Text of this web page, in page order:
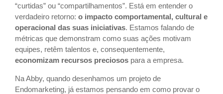
“curtidas” ou “compartilhamentos”. Está em entender o
verdadeiro retorno: o impacto comportamental, cultural e
operacional das suas iniciativas. Estamos falando de
métricas que demonstram como suas ações motivam
equipes, retêm talentos e, consequentemente,
economizam recursos preciosos para a empresa.
Na Abby, quando desenhamos um projeto de
Endomarketing, já estamos pensando em como provar o